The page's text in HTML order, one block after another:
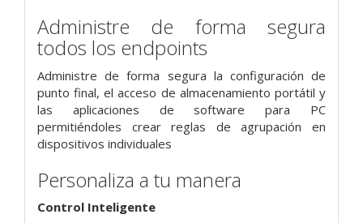
Administre de forma segura
todos los endpoints
Administre de forma segura la configuración de
punto final, el acceso de almacenamiento portátil y
las aplicaciones de software para PC
permitiéndoles crear reglas de agrupación en
dispositivos individuales
Personaliza a tu manera
Control Inteligente